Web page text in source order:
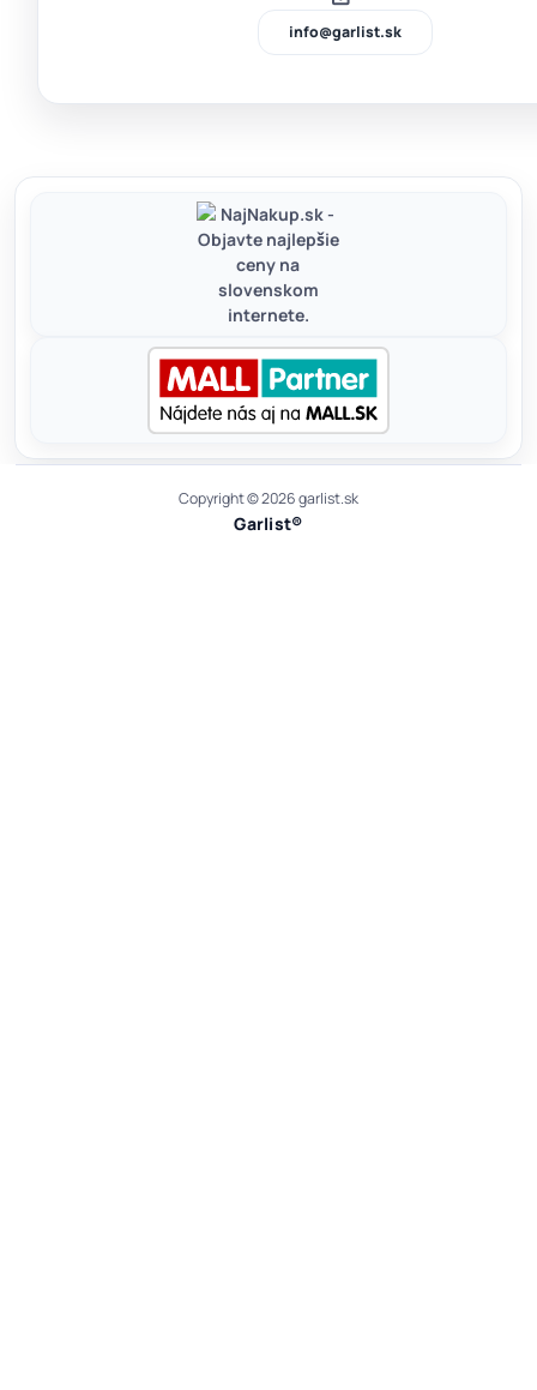
info@garlist.sk
Copyright © 2026 garlist.sk